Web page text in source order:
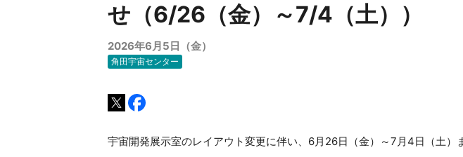
せ（6/26（金）～7/4（土））
2026年6月5日（金）
角田宇宙センター
宇宙開発展示室のレイアウト変更に伴い、6月26日（金）～7月4日（土）